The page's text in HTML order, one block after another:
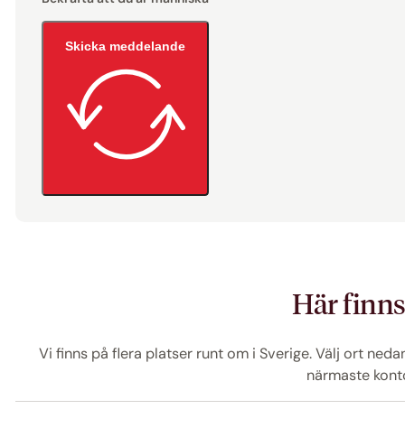
Skicka meddelande
Här
Vi finns på flera platser runt om i Sverige. Välj ort
närmaste